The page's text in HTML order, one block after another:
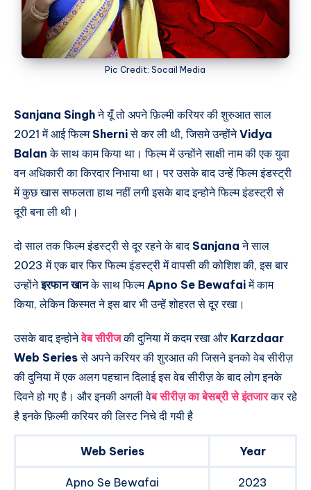
Pic Credit: Socail Media
Sanjana Singhने यूँ तो अपने फ़िल्मी करियर की शुरुआत साल
2021 में आई फिल्मSherniसे कर ली थी, जिसमे उन्होंनेVidya
Balan के साथ काम किया था। फिल्म में उन्होंने साक्षी नाम की एक युवा
वन अधिकारी का किरदार निभाया था। पर उसके बाद उन्हें फिल्म इंडस्ट्री
में कुछ खास सफलता हाथ नहीं लगी इसके बाद इन्होने फिल्म इंडस्ट्री से
दूरी बना ली थी।
दो साल तक फिल्म इंडस्ट्री से दूर रहने के बादSanjana ने साल
2023 में एक बार फिर फिल्म इंडस्ट्री में वापसी की कोशिश की, इस बार
उन्होंनेइरफान खानके साथ फिल्म Apno Se Bewafaiमें काम
किया, लेकिन किस्मत ने इस बार भी उन्हें शोहरत से दूर रखा।
उसके बाद इन्होनेवेब सीरीजकी दुनिया में कदम रखा और Karzdaar
Web Seriesसे अपने करियर की शुरआत की जिसने इनको वेब सीरीज़
की दुनिया में एक अलग पहचान दिलाई इस वेब सीरीज़ के बाद लोग इनके
दिवने हो गए है। और इनकी अगली वेब सीरीज़ का बेसब्री से इंतजारकर रहे
है इनके फ़िल्मी करियर की लिस्ट निचे दी गयी है
Web Series Year
Apno Se Bewafai 2023